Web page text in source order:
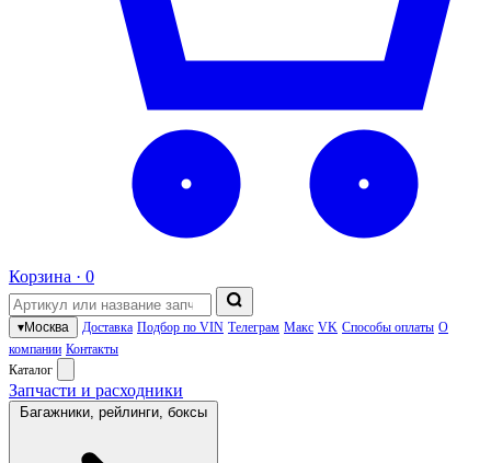
Корзина · 0
▾Москва Доставка Подбор по VIN Телеграм Макс VK Способы оплаты О
компании Контакты
Каталог
Запчасти и расходники
Багажники, рейлинги, боксы